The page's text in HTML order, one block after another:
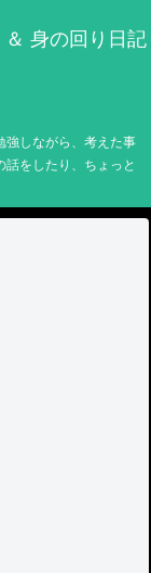
身の回り日記
強しながら、考えた事
をしたり、ちょっと